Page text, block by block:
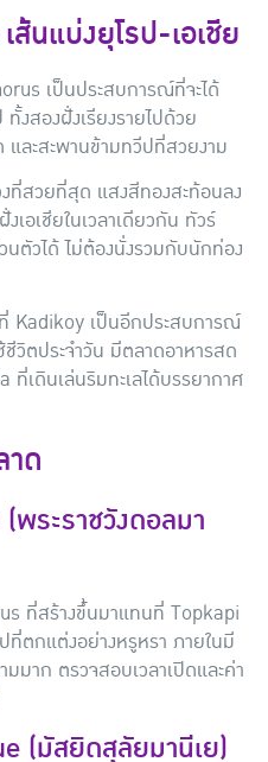
ส้นแบ่งยุโรป-เอเชีย
เป็นประสบการณ์ที่จะได้
งสองฝั่งเรียงรายไปด้วย
ละสะพานข้ามทวีปที่สวยงาม
ที่สวยที่สุด แสงสีทองสะท้อนลง
เอเชียในเวลาเดียวกัน ทัวร์
ตัวได้ ไม่ต้องนั่งรวมกับนักท่อง
Kadikoy เป็นอีกประสบการณ์
วิตประจำวัน มีตลาดอาหารสด
เดินเล่นริมทะเลได้บรรยากาศ
ด
พระราชวังดอลมา
ที่สร้างขึ้นมาแทนที่ Topkapi
ที่ตกแต่งอย่างหรูหรา ภายในมี
มาก ตรวจสอบเวลาเปิดและค่า
(มัสยิดสุลัยมานีเย)